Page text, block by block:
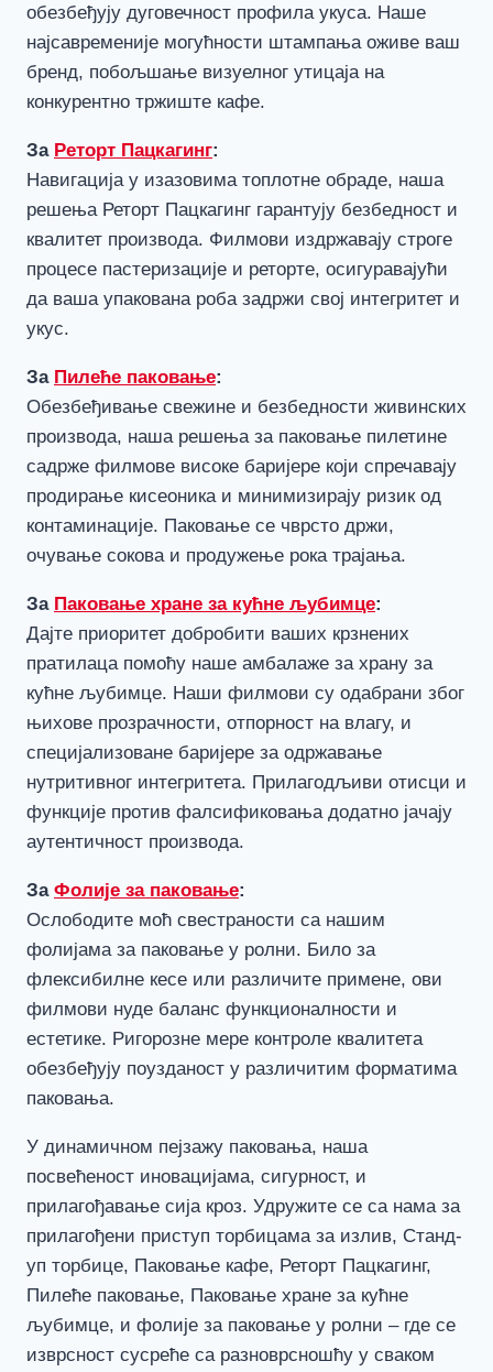
обезбеђују дуговечност профила укуса. Наше
најсавременије могућности штампања оживе ваш
бренд, побољшање визуелног утицаја на
конкурентно тржиште кафе.
За Реторт Пацкагинг:
Навигација у изазовима топлотне обраде, наша
решења Реторт Пацкагинг гарантују безбедност и
квалитет производа. Филмови издржавају строге
процесе пастеризације и реторте, осигуравајући
да ваша упакована роба задржи свој интегритет и
укус.
За Пилеће паковање:
Обезбеђивање свежине и безбедности живинских
производа, наша решења за паковање пилетине
садрже филмове високе баријере који спречавају
продирање кисеоника и минимизирају ризик од
контаминације. Паковање се чврсто држи,
очување сокова и продужење рока трајања.
За Паковање хране за кућне љубимце:
Дајте приоритет добробити ваших крзнених
пратилаца помоћу наше амбалаже за храну за
кућне љубимце. Наши филмови су одабрани због
њихове прозрачности, отпорност на влагу, и
специјализоване баријере за одржавање
нутритивног интегритета. Прилагодљиви отисци и
функције против фалсификовања додатно јачају
аутентичност производа.
За Фолије за паковање:
Ослободите моћ свестраности са нашим
фолијама за паковање у ролни. Било за
флексибилне кесе или различите примене, ови
филмови нуде баланс функционалности и
естетике. Ригорозне мере контроле квалитета
обезбеђују поузданост у различитим форматима
паковања.
У динамичном пејзажу паковања, наша
посвећеност иновацијама, сигурност, и
прилагођавање сија кроз. Удружите се са нама за
прилагођени приступ торбицама за излив, Станд-
уп торбице, Паковање кафе, Реторт Пацкагинг,
Пилеће паковање, Паковање хране за кућне
љубимце, и фолије за паковање у ролни – где се
изврсност сусреће са разноврсношћу у сваком